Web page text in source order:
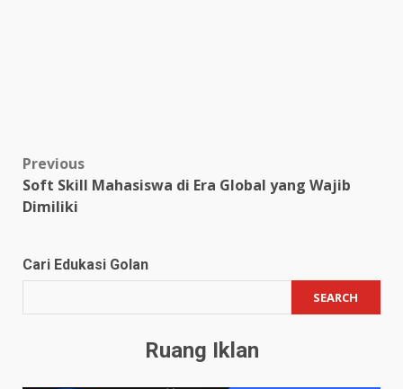
Post
navigation
Previous
Soft Skill Mahasiswa di Era Global yang Wajib
Dimiliki
Cari Edukasi Golan
SEARCH
Ruang Iklan